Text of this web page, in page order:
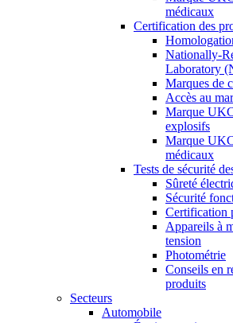
médicaux
Certification des
Nationally-
Laboratory
Marques de
Accès au
Marque
explosifs
Marque
médicaux
Tests de sécurité
Sûreté
Sécurité
Certification
Appareils à
tension
Photométrie
Conseils en
produits
Secteurs
Automobile